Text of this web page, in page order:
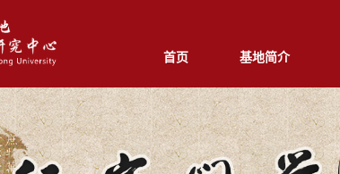
首页 基地简介